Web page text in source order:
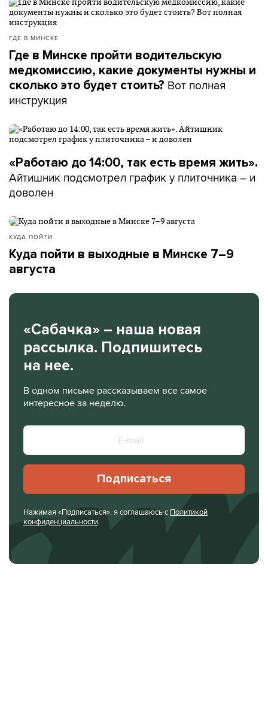
ГДЕ В МИНСКЕ
Где в Минске пройти водительскую
медкомиссию, какие документы нужны и
сколько это будет стоить? Вот полная
инструкция
«Работаю до 14:00, так есть время жить».
Айтишник подсмотрел график у плиточника – и
доволен
КУДА ПОЙТИ
Куда пойти в выходные в Минске 7–9
августа
«Сабачка» – наша новая
рассылка. Подпишитесь
на нее.
В одном письме рассказываем все самое
интересное за неделю.
Подписаться
Нажимая «Подписаться», я соглашаюсь с Политикой
конфиденциальности.